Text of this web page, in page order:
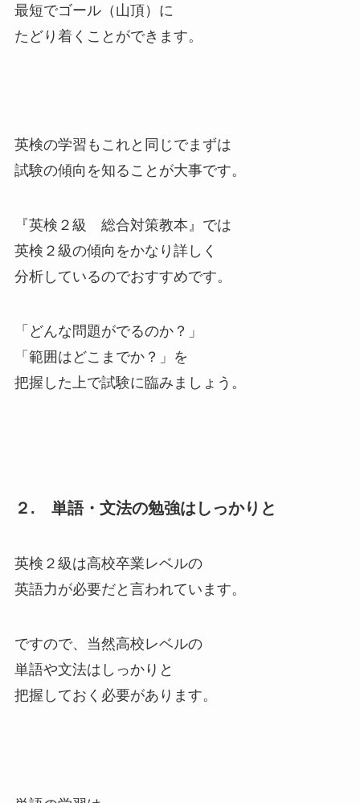
最短でゴール（山頂）に
たどり着くことができます。
英検の学習もこれと同じでまずは
試験の傾向を知ることが大事です。
『英検２級 総合対策教本』では
英検２級の傾向をかなり詳しく
分析しているのでおすすめです。
「どんな問題がでるのか？」
「範囲はどこまでか？」を
把握した上で試験に臨みましょう。
２. 単語・文法の勉強はしっかりと
英検２級は高校卒業レベルの
英語力が必要だと言われています。
ですので、当然高校レベルの
単語や文法はしっかりと
把握しておく必要があります。